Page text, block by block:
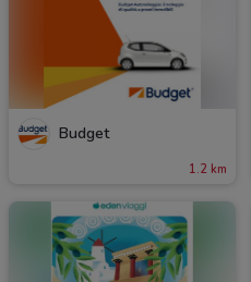
Budget
1.2 km